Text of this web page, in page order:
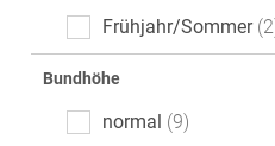
Frühjahr/Sommer 2
Bundhöhe
normal 9